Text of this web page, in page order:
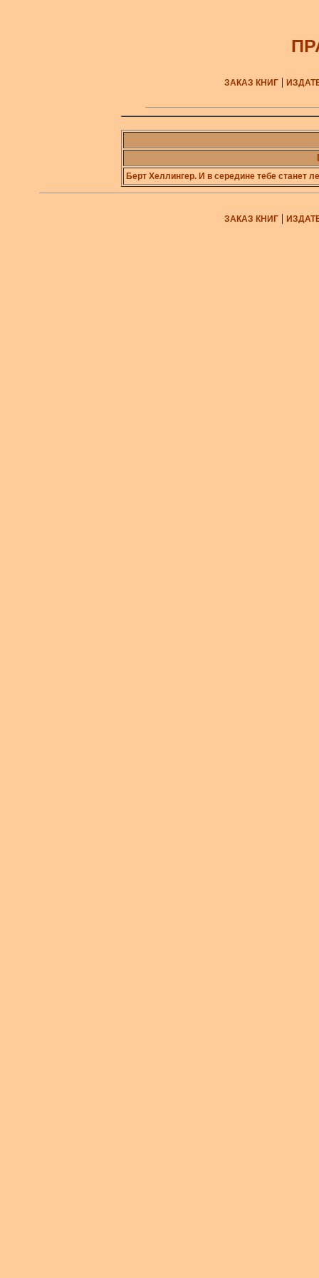
ЗАКАЗ КНИГ|
Берт Хеллингер. И в середине тебе станет
ЗАКАЗ КНИГ|